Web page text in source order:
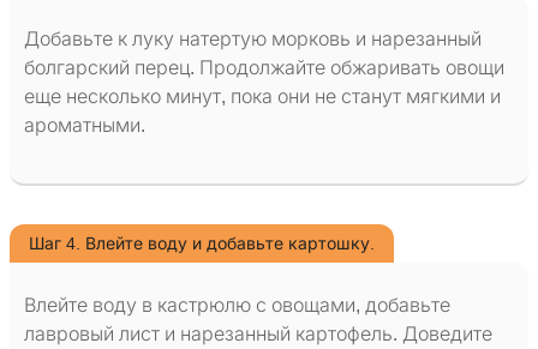
Добавьте к луку натертую морковь и нарезанный
болгарский перец. Продолжайте обжаривать овощи
еще несколько минут, пока они не станут мягкими и
ароматными.
Шаг 4. Влейте воду и добавьте картошку.
Влейте воду в кастрюлю с овощами, добавьте
лавровый лист и нарезанный картофель. Доведите